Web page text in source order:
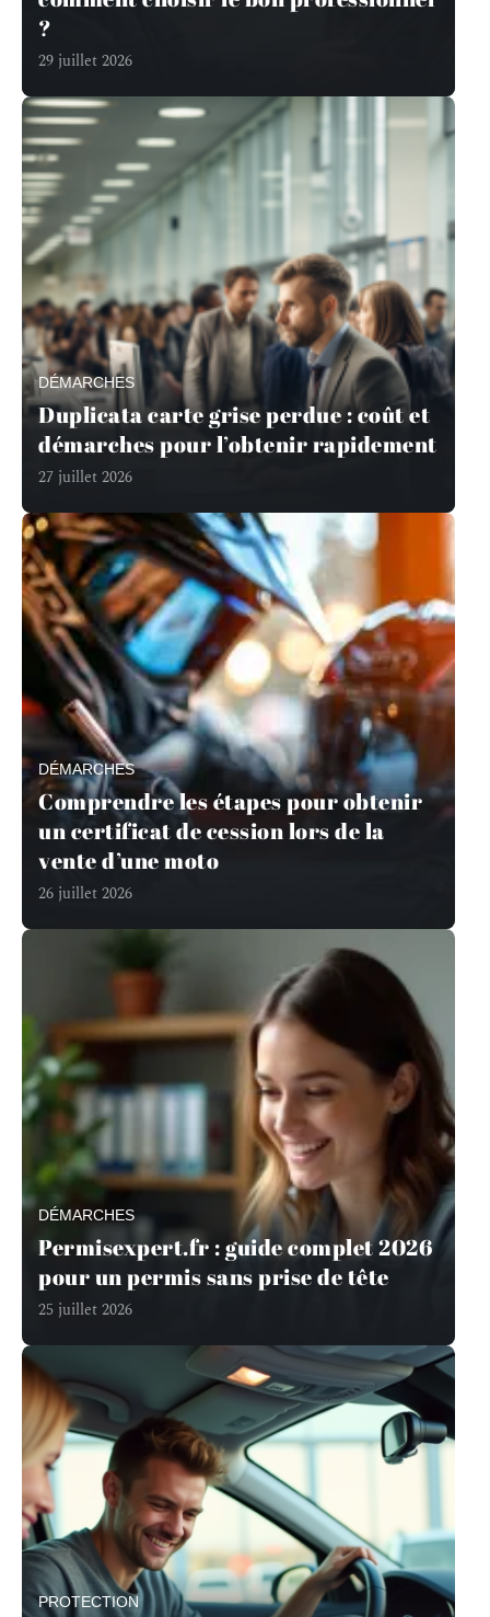
?
29 juillet 2026
DÉMARCHES
Duplicata carte grise perdue : coût et
démarches pour l’obtenir rapidement
27 juillet 2026
DÉMARCHES
Comprendre les étapes pour obtenir
un certificat de cession lors de la
vente d’une moto
26 juillet 2026
DÉMARCHES
Permisexpert.fr : guide complet 2026
pour un permis sans prise de tête
25 juillet 2026
PROTECTION